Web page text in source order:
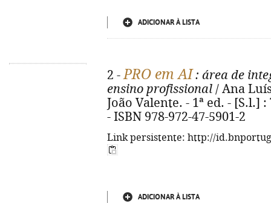
ADICIONAR À LISTA
2 -PRO em AI : área de
ensino profissional / Ana
João Valente. - 1ª ed. - [S.l.]
- ISBN 978-972-47-5901-2
Link persistente: http://
ADICIONAR À LISTA